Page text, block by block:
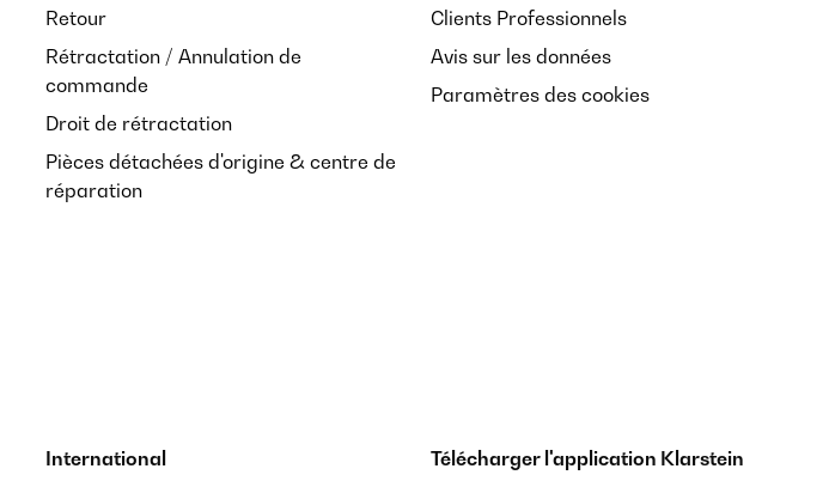
Retour
Rétractation / Annulation de
commande
Droit de rétractation
Pièces détachées d'origine & centre de
réparation
Clients Professionnels
Avis sur les données
Paramètres des cookies
International Télécharger l'application Klarstein